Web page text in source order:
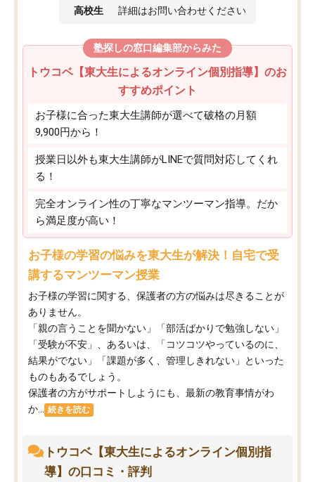
高校生 詳細はお問い合わせください
塾探しの窓口編集部からみた
トウコベ【東大生によるオンライン個別指導】のお
すすめポイント
お子様に合った東大生講師が選べて破格の月額
9,900円から！
授業日以外も東大生講師がLINEで質問対応してくれ
る！
完全オンライン性の丁寧なマンツーマン指導。だか
ら満足度が高い！
お子様の学習の悩みを東大生が解決！自宅で受
講するマンツーマン授業
お子様の学習に関する、保護者の方の悩みは尽きることが
ありません。
「親の言うことを聞かない」「部活ばかりで勉強しない」
「受験が不安」、あるいは、「コツコツやっているのに、
結果がでない」「課題が多く、管理しきれない」といった
ものもあるでしょう。
保護者の方がサポートしようにも、最新の教育事情がわ
か...
続きを読む
トウコベ【東大生によるオンライン個別指
導】の口コミ・評判